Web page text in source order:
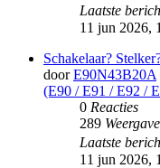
Laatste
11 jun 2026,
Schakelaar?
doorE90N43B20A
(E90 / E91 / E92 /
0 Reacties
289
Laatste
11 jun 2026,